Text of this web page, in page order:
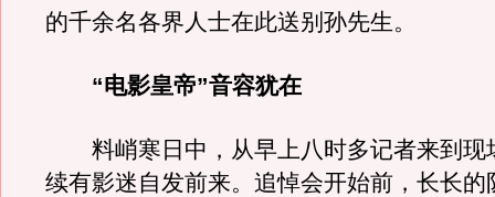
的千余名各界人士在此送别孙先生。
“电影皇帝”音容犹在
料峭寒日中，从早上八时多记者来到现
续有影迷自发前来。追悼会开始前，长长的